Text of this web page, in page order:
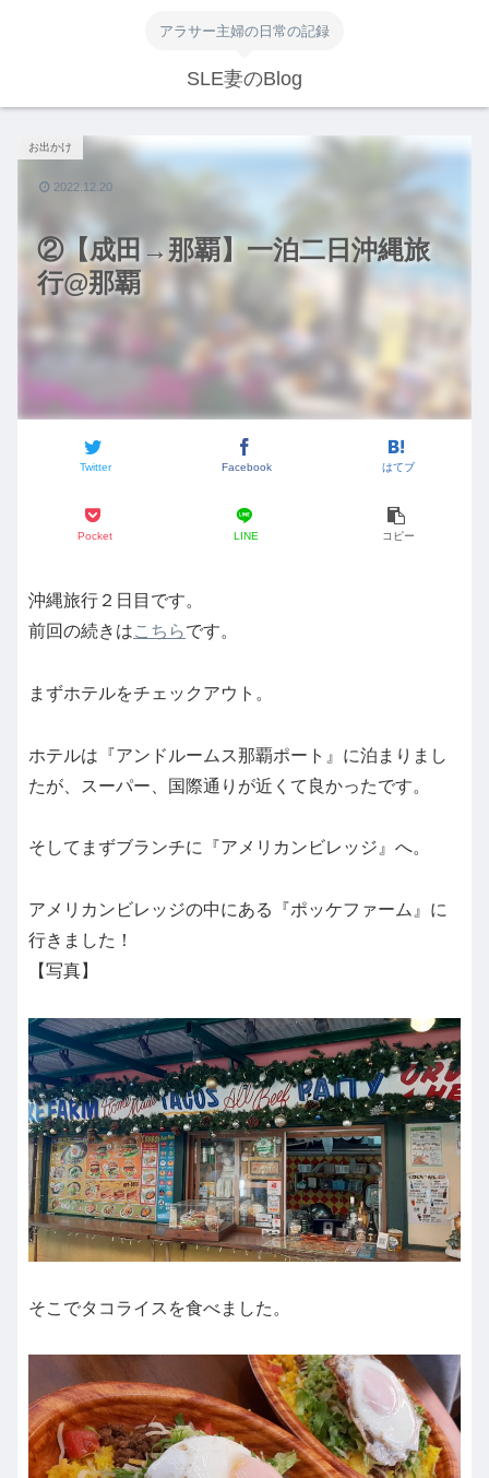
アラサー主婦の日常の記録
SLE妻のBlog
②【成田→那覇】一泊二日沖縄旅
行@那覇
お出かけ
Twitter Facebook はてブ
Pocket LINE コピー
2022.12.20
沖縄旅行２日目です。
前回の続きはこちらです。
まずホテルをチェックアウト。
ホテルは『アンドルームス那覇ポート』に泊まりまし
たが、スーパー、国際通りが近くて良かったです。
そしてまずブランチに『アメリカンビレッジ』へ。
アメリカンビレッジの中にある『ポッケファーム』に
行きました！
【写真】
そこでタコライスを食べました。